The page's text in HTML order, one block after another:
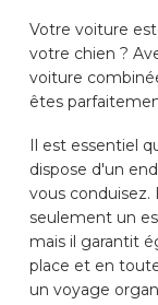
SUR MESURE
SECTEURS
DES
CONTACT
Votre voiture
votre chien ?
voiture
êtes
Il est essentiel
dispose d'un
vous conduisez.
seulement un
mais il garantit
place et en
un voyage